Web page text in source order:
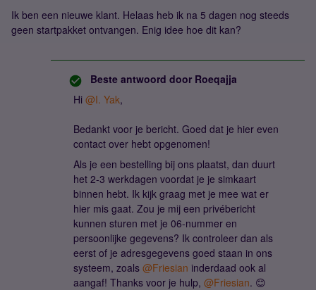
Ik ben een nieuwe klant. Helaas heb ik na 5 dagen nog steeds
geen startpakket ontvangen. Enig idee hoe dit kan?
Beste antwoord door Roeqajja
Hi ​ @I. Yak,
Bedankt voor je bericht. Goed dat je hier even
contact over hebt opgenomen!
Als je een bestelling bij ons plaatst, dan duurt
het 2-3 werkdagen voordat je je simkaart
binnen hebt. Ik kijk graag met je mee wat er
hier mis gaat. Zou je mij een privébericht
kunnen sturen met je 06-nummer en
persoonlijke gegevens? Ik controleer dan als
eerst of je adresgegevens goed staan in ons
systeem, zoals ​ @Friesian inderdaad ook al
aangaf! Thanks voor je hulp, ​ @Friesian. 😊